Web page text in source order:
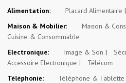
Alimentation:
Placard Alimentaire
Maison & Mobilier:
Maison &
Cuisine & Consommable
Electronique:
Image & Son
Accessoire Electronique
Télécom
Téléphonie:
Téléphone & Tablette